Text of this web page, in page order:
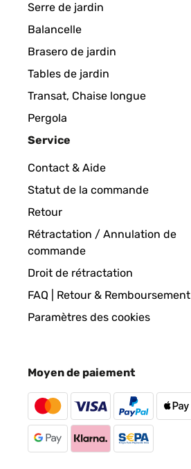
Serre de jardin
Balancelle
Brasero de jardin
Tables de jardin
Transat, Chaise longue
Pergola
Service
Contact & Aide
Statut de la commande
Retour
Rétractation / Annulation de
commande
Droit de rétractation
FAQ | Retour & Remboursement
Paramètres des cookies
Moyen de paiement